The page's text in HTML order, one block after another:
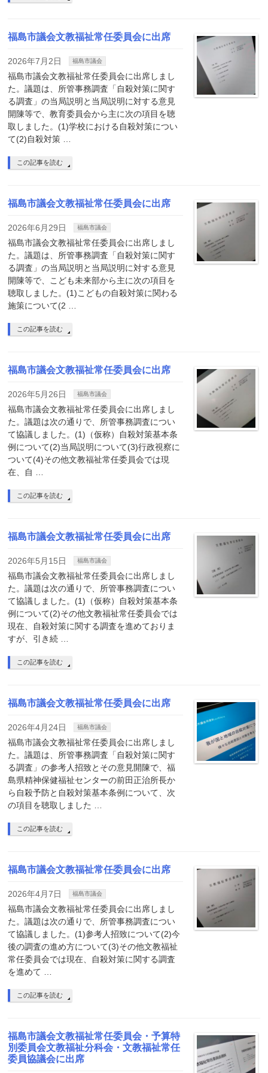
福島市議会文教福祉常任委員会に出席
2026年7月2日 福島市議会
福島市議会文教福祉常任委員会に出席しまし
た。議題は、所管事務調査「自殺対策に関す
る調査」の当局説明と当局説明に対する意見
開陳等で、教育委員会から主に次の項目を聴
取しました。(1)学校における自殺対策につい
て(2)自殺対策 …
この記事を読む
福島市議会文教福祉常任委員会に出席
2026年6月29日 福島市議会
福島市議会文教福祉常任委員会に出席しまし
た。議題は、所管事務調査「自殺対策に関す
る調査」の当局説明と当局説明に対する意見
開陳等で、こども未来部から主に次の項目を
聴取しました。(1)こどもの自殺対策に関わる
施策について(2 …
この記事を読む
福島市議会文教福祉常任委員会に出席
2026年5月26日 福島市議会
福島市議会文教福祉常任委員会に出席しまし
た。議題は次の通りで、所管事務調査につい
て協議しました。(1)（仮称）自殺対策基本条
例について(2)当局説明について(3)行政視察に
ついて(4)その他文教福祉常任委員会では現
在、自 …
この記事を読む
福島市議会文教福祉常任委員会に出席
2026年5月15日 福島市議会
福島市議会文教福祉常任委員会に出席しまし
た。議題は次の通りで、所管事務調査につい
て協議しました。(1)（仮称）自殺対策基本条
例について(2)その他文教福祉常任委員会では
現在、自殺対策に関する調査を進めておりま
すが、引き続 …
この記事を読む
福島市議会文教福祉常任委員会に出席
2026年4月24日 福島市議会
福島市議会文教福祉常任委員会に出席しまし
た。議題は、所管事務調査「自殺対策に関す
る調査」の参考人招致とその意見開陳で、福
島県精神保健福祉センターの前田正治所長か
ら自殺予防と自殺対策基本条例について、次
の項目を聴取しました …
この記事を読む
福島市議会文教福祉常任委員会に出席
2026年4月7日 福島市議会
福島市議会文教福祉常任委員会に出席しまし
た。議題は次の通りで、所管事務調査につい
て協議しました。(1)参考人招致について(2)今
後の調査の進め方について(3)その他文教福祉
常任委員会では現在、自殺対策に関する調査
を進めて …
この記事を読む
福島市議会文教福祉常任委員会・予算特
別委員会文教福祉分科会・文教福祉常任
委員協議会に出席